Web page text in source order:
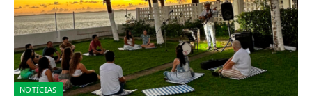
NOTÍCIAS